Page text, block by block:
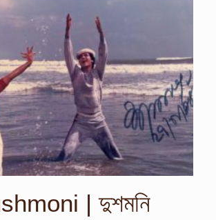
| দুশমনি